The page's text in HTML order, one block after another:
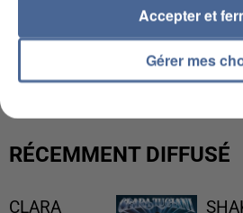
UNE TOURISTE DE L’OISE
COULÉE DE BOUE EN HAUTE-
RÉCEMMENT DIFFUSÉ
CLARA
Gérer mes
Accepter et